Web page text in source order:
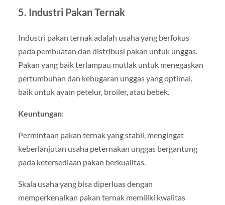
5. Industri Pakan Ternak
Industri pakan ternak adalah usaha yang berfokus
pada pembuatan dan distribusi pakan untuk unggas.
Pakan yang baik terlampau mutlak untuk menegaskan
pertumbuhan dan kebugaran unggas yang optimal,
baik untuk ayam petelur, broiler, atau bebek.
Keuntungan:
Permintaan pakan ternak yang stabil, mengingat
keberlanjutan usaha peternakan unggas bergantung
pada ketersediaan pakan berkualitas.
Skala usaha yang bisa diperluas dengan
memperkenalkan pakan ternak memiliki kwalitas